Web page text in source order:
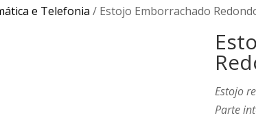
e Telefonia / Estojo Emborrachado
Estojo
Parte